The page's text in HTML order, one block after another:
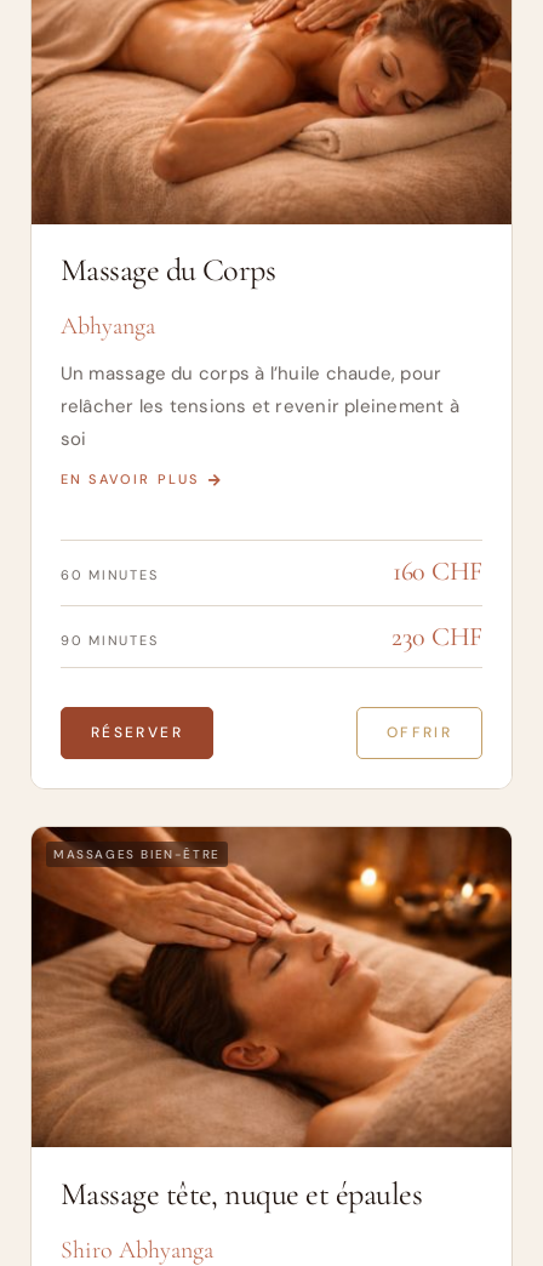
Massage du Corps
Abhyanga
Un massage du corps à l’huile chaude, pour
relâcher les tensions et revenir pleinement à
soi
EN SAVOIR PLUS
60 MINUTES 160 CHF
90 MINUTES 230 CHF
RÉSERVER OFFRIR
MASSAGES BIEN-ÊTRE
Massage tête, nuque et épaules
Shiro Abhyanga